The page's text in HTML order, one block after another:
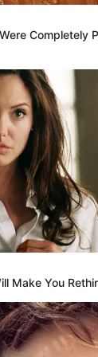
alkotmányt a
meg. Mint
amely
8 évben
12 évben
Completely
Make You